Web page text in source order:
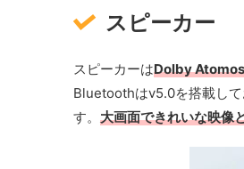
スピーカー
スピーカーはDolby
Bluetoothはv5.0を搭載し
す。 大画面できれいな映像